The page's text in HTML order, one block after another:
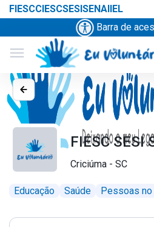
FIESCCIESCSESISENAIIEL
Barra de
menu
FIESC SESI
Criciúma - SC
Educação Saúde Pessoas no